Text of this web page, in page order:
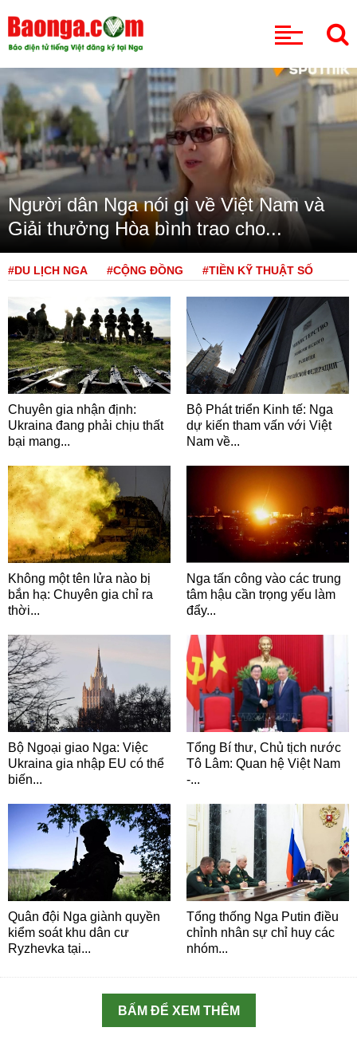
Người dân Nga nói gì về Việt Nam và
Giải thưởng Hòa bình trao cho...
#DU LỊCH NGA #CỘNG ĐỒNG #TIỀN KỸ THUẬT SỐ
Chuyên gia nhận định:
Ukraina đang phải chịu thất
bại mang...
Bộ Phát triển Kinh tế: Nga
dự kiến tham vấn với Việt
Nam về...
Không một tên lửa nào bị
bắn hạ: Chuyên gia chỉ ra
thời...
Nga tấn công vào các trung
tâm hậu cần trọng yếu làm
đẩy...
Bộ Ngoại giao Nga: Việc
Ukraina gia nhập EU có thể
biến...
Tổng Bí thư, Chủ tịch nước
Tô Lâm: Quan hệ Việt Nam
-...
Quân đội Nga giành quyền
kiểm soát khu dân cư
Ryzhevka tại...
Tổng thống Nga Putin điều
chỉnh nhân sự chỉ huy các
nhóm...
BẤM ĐỂ XEM THÊM